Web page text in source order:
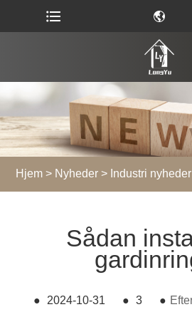
Hjem > Nyheder > Industri nyheder
Sådan
● 2024-10-31 ● 3 ●